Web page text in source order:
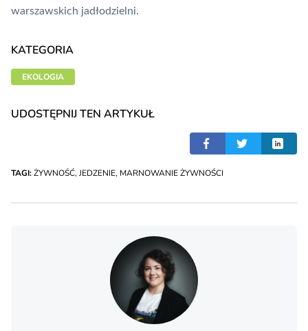
warszawskich jadłodzielni.
KATEGORIA
EKOLOGIA
UDOSTĘPNIJ TEN ARTYKUŁ
TAGI:ŻYWNOŚĆ, JEDZENIE, MARNOWANIE ŻYWNOŚCI